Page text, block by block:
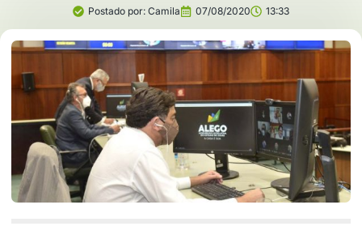
Postado por: Camila 07/08/2020 13:33